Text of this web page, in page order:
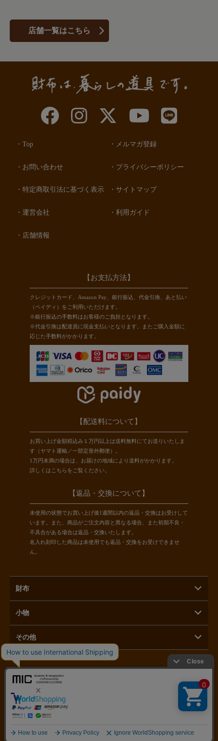
店舗一覧はこちら
Top
お問い合わせ
特定商取引法に基づく表示
運営会社
店舗情報
メルマガ登録
プライバシーポリシー
サイトマップ
利用ガイド
【お支払方法】
クレジットカード、Amazon Pay、銀行振込、代金引換、あと払い
（ペイディ）をご利用いただけます。
※銀行振込の手数料はお客様のご負担となります。
※代金引換は配達員に現金支払いとなります。またご購入金額に
応じた手数料がかかります。
【配送料について】
お買い上げ金額税込み１万円以上は送料無料にてお送りいたしま
す（ヤマト運輸／一部定形外郵便）。
1万円未満の場合は、お届けの地域により送料がかかります。
詳しくはこちらをご覧ください。
【返品・交換について】
未使用の状態でお買い上げ後1週間以内の返品・交換はお受けして
います。また、商品がご注文内容と異なる場合、また初期不良・
不具合がある場合は返品・交換いたします。
名入れ刻印した商品は未使用でも返品・交換をお受けできませ
ん。
財布
小物
その他
営業時間：11時～17時 定休日：毎月第二月曜日／土日祝日
@Copyright革財布のお店mic 通販／オンラインショップ. All Rights Reserved.